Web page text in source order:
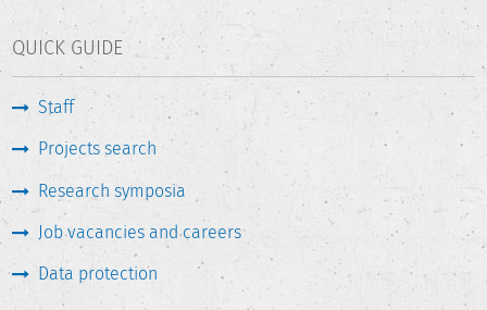
QUICK GUIDE
Staff
Projects search
Research symposia
Job vacancies and careers
Data protection